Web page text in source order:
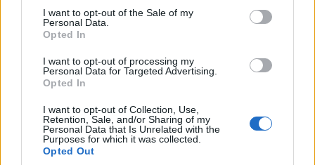
consent section.
I want to opt-out of the Sale of my
Personal Data.
Opted In
I want to opt-out of processing my
Personal Data for Targeted Advertising.
Opted In
I want to opt-out of Collection, Use,
Retention, Sale, and/or Sharing of my
Personal Data that Is Unrelated with the
Purposes for which it was collected.
Opted Out
Az alábbi listában a csillag azt jelzi, hogy egy vállalat
nyilatkozatot adott ki, vagy nyilvánosan bejelentette,
hogy leállítja a hirdetéseket a Twitteren, mindenki más
ezen "csendes kilépő" a
adatainak elemzése alapján. Ezek a vállalatok korábban
hirdettek a Twitteren, de a sorozatos problémák és
botrányok, valamint felhasználói visszajelzések alapján